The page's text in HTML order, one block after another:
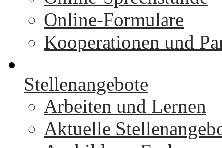
Online-Formulare
Kooperationen und
Stellenangebote
Arbeiten und Lernen
Aktuelle